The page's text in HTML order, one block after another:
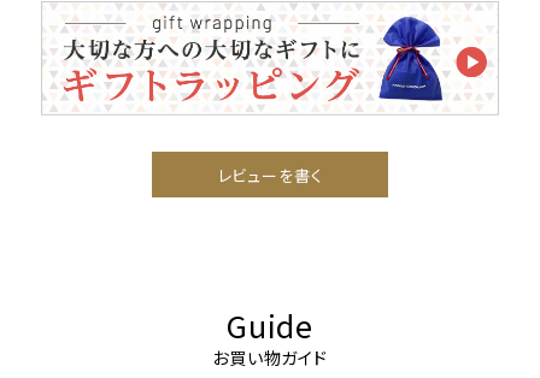
レビューを書く
Guide
お買い物ガイド